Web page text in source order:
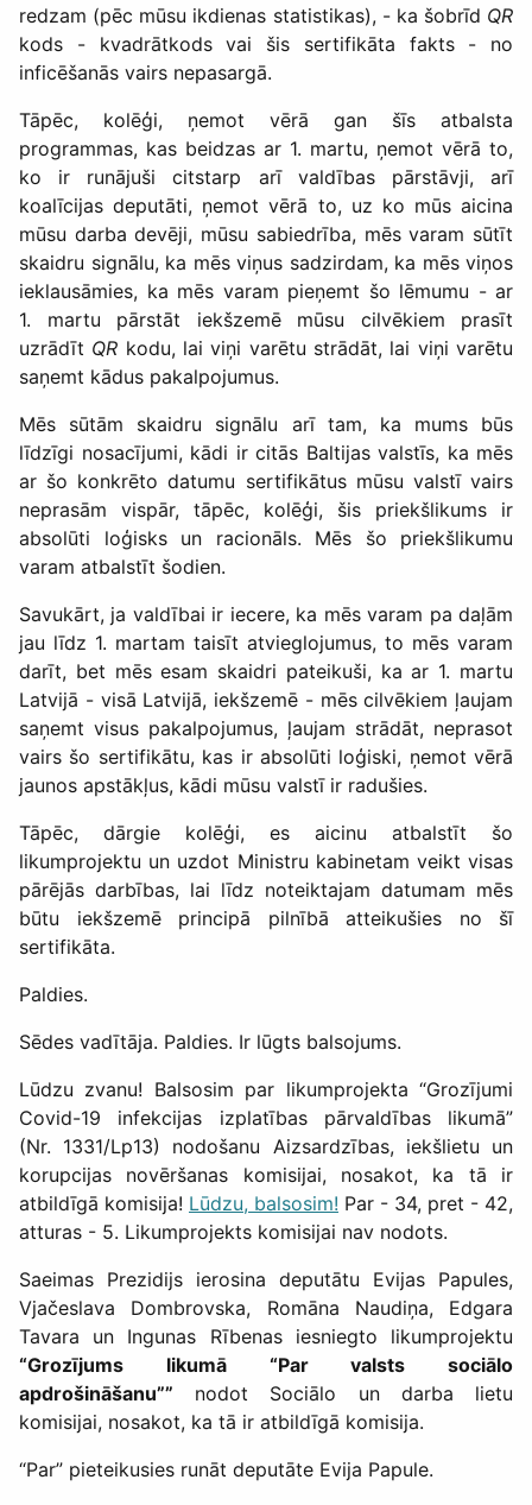
redzam (pēc mūsu ikdienas statistikas), - ka šobrīd QR
kods - kvadrātkods vai šis sertifikāta fakts - no
inficēšanās vairs nepasargā.
Tāpēc, kolēģi, ņemot vērā gan šīs atbalsta
programmas, kas beidzas ar 1. martu, ņemot vērā to,
ko ir runājuši citstarp arī valdības pārstāvji, arī
koalīcijas deputāti, ņemot vērā to, uz ko mūs aicina
mūsu darba devēji, mūsu sabiedrība, mēs varam sūtīt
skaidru signālu, ka mēs viņus sadzirdam, ka mēs viņos
ieklausāmies, ka mēs varam pieņemt šo lēmumu - ar
1. martu pārstāt iekšzemē mūsu cilvēkiem prasīt
uzrādīt QR kodu, lai viņi varētu strādāt, lai viņi varētu
saņemt kādus pakalpojumus.
Mēs sūtām skaidru signālu arī tam, ka mums būs
līdzīgi nosacījumi, kādi ir citās Baltijas valstīs, ka mēs
ar šo konkrēto datumu sertifikātus mūsu valstī vairs
neprasām vispār, tāpēc, kolēģi, šis priekšlikums ir
absolūti loģisks un racionāls. Mēs šo priekšlikumu
varam atbalstīt šodien.
Savukārt, ja valdībai ir iecere, ka mēs varam pa daļām
jau līdz 1. martam taisīt atvieglojumus, to mēs varam
darīt, bet mēs esam skaidri pateikuši, ka ar 1. martu
Latvijā - visā Latvijā, iekšzemē - mēs cilvēkiem ļaujam
saņemt visus pakalpojumus, ļaujam strādāt, neprasot
vairs šo sertifikātu, kas ir absolūti loģiski, ņemot vērā
jaunos apstākļus, kādi mūsu valstī ir radušies.
Tāpēc, dārgie kolēģi, es aicinu atbalstīt šo
likumprojektu un uzdot Ministru kabinetam veikt visas
pārējās darbības, lai līdz noteiktajam datumam mēs
būtu iekšzemē principā pilnībā atteikušies no šī
sertifikāta.
Paldies.
Sēdes vadītāja. Paldies. Ir lūgts balsojums.
Lūdzu zvanu! Balsosim par likumprojekta “Grozījumi
Covid-19 infekcijas izplatības pārvaldības likumā”
(Nr. 1331/Lp13) nodošanu Aizsardzības, iekšlietu un
korupcijas novēršanas komisijai, nosakot, ka tā ir
atbildīgā komisija! Lūdzu, balsosim! Par - 34, pret - 42,
atturas - 5. Likumprojekts komisijai nav nodots.
Saeimas Prezidijs ierosina deputātu Evijas Papules,
Vjačeslava Dombrovska, Romāna Naudiņa, Edgara
Tavara un Ingunas Rībenas iesniegto likumprojektu
“Grozījums likumā “Par valsts sociālo
apdrošināšanu”” nodot Sociālo un darba lietu
komisijai, nosakot, ka tā ir atbildīgā komisija.
“Par” pieteikusies runāt deputāte Evija Papule.